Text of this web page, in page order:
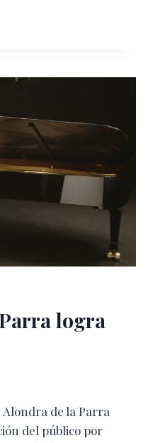
logra
de la Parra
del público por